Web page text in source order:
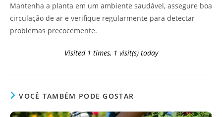
Mantenha a planta em um ambiente saudável, assegure boa
circulação de ar e verifique regularmente para detectar
problemas precocemente.
Visited 1 times, 1 visit(s) today
VOCÊ TAMBÉM PODE GOSTAR